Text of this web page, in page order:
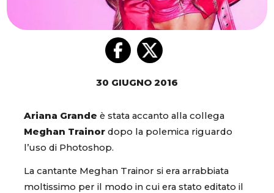
30 GIUGNO 2016
Ariana Grande è stata accanto alla collega
Meghan Trainor dopo la polemica riguardo
l’uso di Photoshop.
La cantante Meghan Trainor si era arrabbiata
moltissimo per il modo in cui era stato editato il